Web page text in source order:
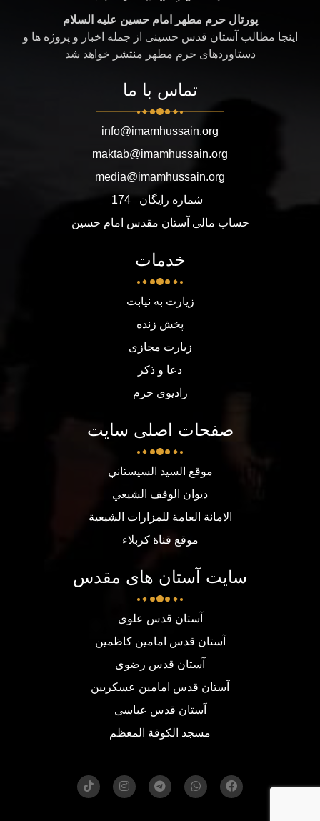
پورتال حرم مطهر امام حسین علیه السلام
اینجا مطالب آستان قدس حسینی از جمله اخبار و پروژه ها و
دستاوردهای حرم مطهر منتشر خواهد شد
تماس با ما
info@imamhussain.org
maktab@imamhussain.org
media@imamhussain.org
شماره رایگان
174
حساب مالی آستان مقدس امام حسین
خدمات
زیارت به نیابت
پخش زنده
زیارت مجازی
دعا و ذکر
رادیوی حرم
صفحات اصلی سایت
موقع السيد السيستاني
ديوان الوقف الشيعي
الامانة العامة للمزارات الشيعية
موقع قناة كربلاء
سایت آستان های مقدس
آستان قدس علوی
آستان قدس امامین کاظمین
آستان قدس رضوی
آستان قدس امامین عسکریین
آستان قدس عباسی
مسجد الكوفة المعظم